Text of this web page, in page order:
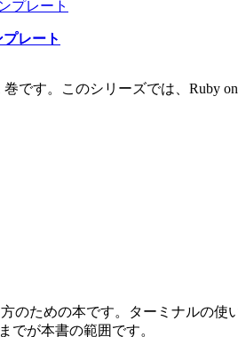
レート
です。このシリーズでは、Ruby
のための本です。ターミナルの
でが本書の範囲です。